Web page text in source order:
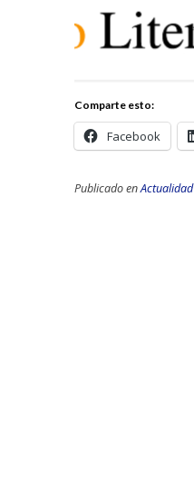
Comparte esto:
Facebook
Publicado enActualidad